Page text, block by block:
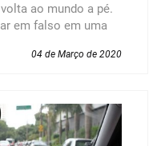
ao mundo a pé.
em falso em uma
04 de Março de 2020